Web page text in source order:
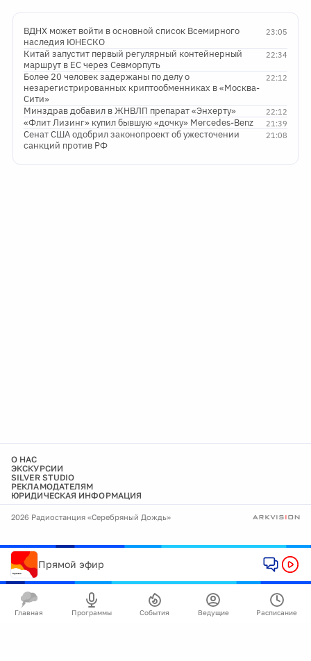
23:05
ВДНХ может войти в основной список Всемирного
наследия ЮНЕСКО
22:34
Китай запустит первый регулярный контейнерный
маршрут в ЕС через Севморпуть
22:12
Более 20 человек задержаны по делу о
незарегистрированных криптообменниках в «Москва-
Сити»
22:12
Минздрав добавил в ЖНВЛП препарат «Энхерту»
21:39
«Флит Лизинг» купил бывшую «дочку» Mercedes-Benz
21:08
Сенат США одобрил законопроект об ужесточении
санкций против РФ
О НАС
ЭКСКУРСИИ
SILVER STUDIO
РЕКЛАМОДАТЕЛЯМ
ЮРИДИЧЕСКАЯ ИНФОРМАЦИЯ
2026 Радиостанция «Серебряный Дождь»
Прямой эфир
Главная Программы События Ведущие Расписание